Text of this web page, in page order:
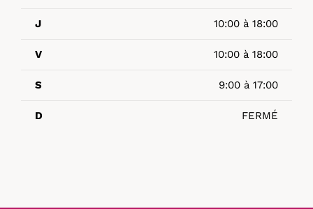
J 10:00 à 18:00
V 10:00 à 18:00
S 9:00 à 17:00
D FERMÉ